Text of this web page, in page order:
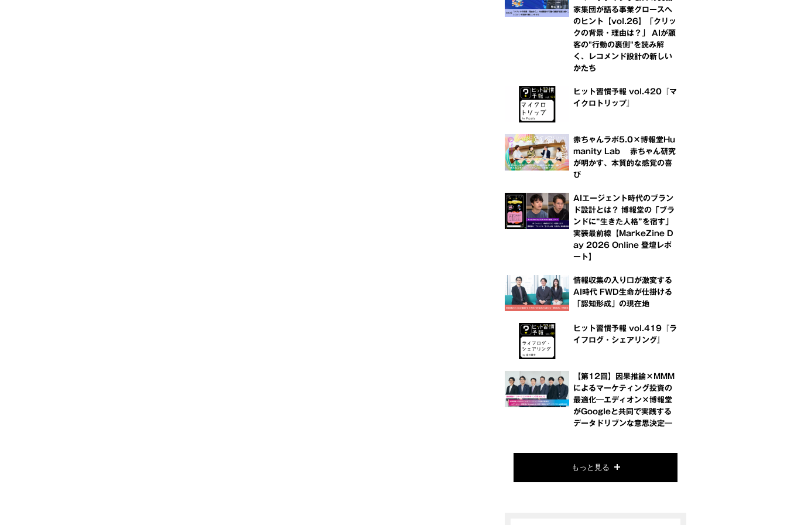
家集団が語る事業グロースへ
のヒント【vol.26】「クリッ
クの背景・理由は？」 AIが顧
客の"行動の裏側"を読み解
く、レコメンド設計の新しい
かたち
ヒット習慣予報 vol.420『マ
イクロトリップ』
赤ちゃんラボ5.0×博報堂Hu
manity Lab 赤ちゃん研究
が明かす、本質的な感覚の喜
び
AIエージェント時代のブラン
ド設計とは？ 博報堂の「ブラ
ンドに“生きた人格”を宿す」
実装最前線【MarkeZine D
ay 2026 Online 登壇レポ
ート】
情報収集の入り口が激変する
AI時代 FWD生命が仕掛ける
「認知形成」の現在地
ヒット習慣予報 vol.419『ラ
イフログ・シェアリング』
【第12回】因果推論×MMM
によるマーケティング投資の
最適化―エディオン×博報堂
がGoogleと共同で実践する
データドリブンな意思決定―
もっと見る